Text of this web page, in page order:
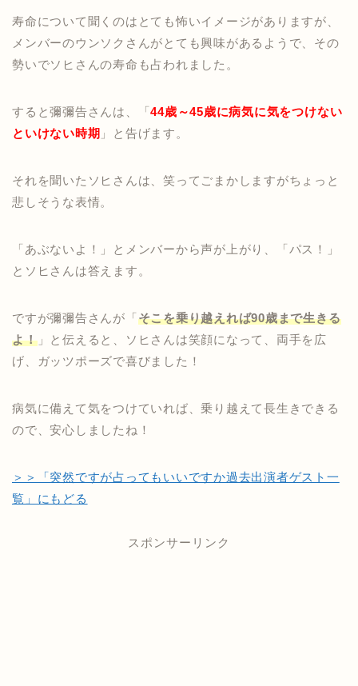
寿命について聞くのはとても怖いイメージがありますが、
メンバーのウンソクさんがとても興味があるようで、その
勢いでソヒさんの寿命も占われました。
すると彌彌告さんは、「44歳～45歳に病気に気をつけない
といけない時期 」と告げます。
それを聞いたソヒさんは、笑ってごまかしますがちょっと
悲しそうな表情。
「あぶないよ！」とメンバーから声が上がり、「パス！」
とソヒさんは答えます。
ですが彌彌告さんが「そこを乗り越えれば90歳まで生きる
よ！」と伝えると、ソヒさんは笑顔になって、両手を広
げ、ガッツポーズで喜びました！
病気に備えて気をつけていれば、乗り越えて長生きできる
ので、安心しましたね！
＞＞「突然ですが占ってもいいですか過去出演者ゲスト一
覧」にもどる
スポンサーリンク